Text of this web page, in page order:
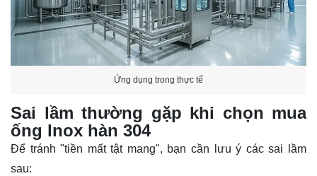
Ứng dụng trong thực tế
Sai lầm thường gặp khi chọn mua
ống lnox hàn 304
Để tránh "tiền mất tật mang", bạn cần lưu ý các sai lầm
sau: